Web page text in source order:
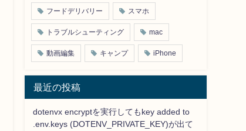
フードデリバリー スマホ
トラブルシューティング mac
動画編集 キャンプ iPhone
最近の投稿
dotenvx encryptを実行してもkey added to
.env.keys (DOTENV_PRIVATE_KEY)が出て